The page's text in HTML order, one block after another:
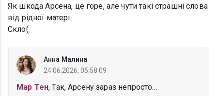
Як шкода Арсена, це горе, але чути такі страшні слова
від рідної матері
Скло(
Анна Малина
24.06.2026, 05:58:09
Мар Тен, Так, Арсену зараз непросто...